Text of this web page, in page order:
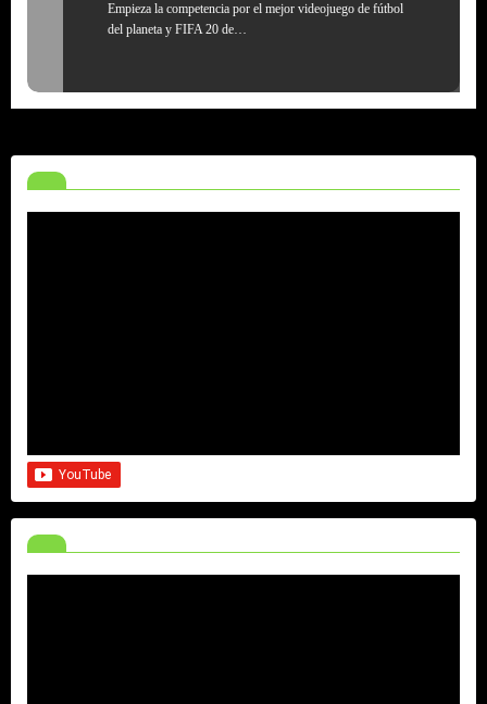
Empieza la competencia por el mejor videojuego de fútbol
del planeta y FIFA 20 de…